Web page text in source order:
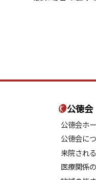
公徳会
公徳会ホ
公徳会に
来院され
医療関係